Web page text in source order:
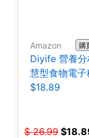
Amazon 購
Diyife 營養分
慧型食物電子
$18.89
$ 26.99 $